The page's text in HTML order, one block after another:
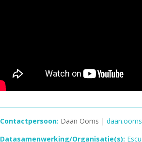
Contactpersoon: Daan Ooms |
Datasamenwerking/Organisatie(s):